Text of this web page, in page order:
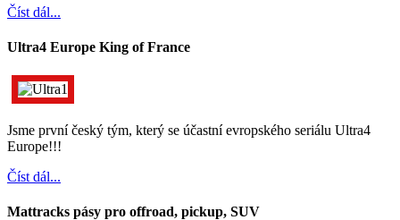
Číst dál...
Ultra4 Europe King of France
Jsme první český tým, který se účastní evropského seriálu Ultra4
Europe!!!
Číst dál...
Mattracks pásy pro offroad, pickup, SUV